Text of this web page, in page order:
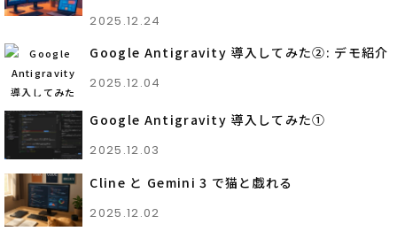
2025.12.24
Google Antigravity 導入してみた②: デモ紹介
2025.12.04
Google Antigravity 導入してみた①
2025.12.03
Cline と Gemini 3 で猫と戯れる
2025.12.02